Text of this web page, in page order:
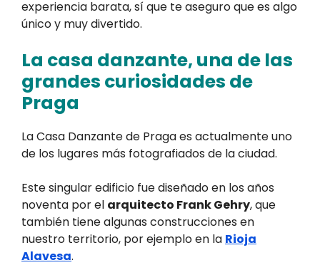
experiencia barata, sí que te aseguro que es algo
único y muy divertido.
La casa danzante, una de las
grandes curiosidades de
Praga
La Casa Danzante de Praga es actualmente uno
de los lugares más fotografiados de la ciudad.
Este singular edificio fue diseñado en los años
noventa por el arquitecto Frank Gehry, que
también tiene algunas construcciones en
nuestro territorio, por ejemplo en la Rioja
Alavesa.